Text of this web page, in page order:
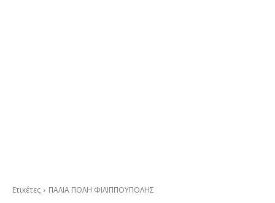
Ετικέτες ΠΑΛΙΑ ΠΟΛΗ ΦΙΛΙΠΠΟΥΠΟΛΗΣ